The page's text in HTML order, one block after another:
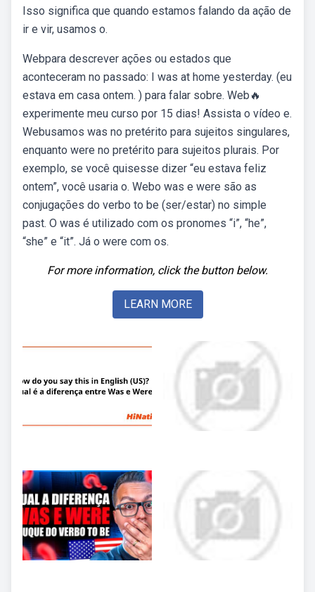
Isso significa que quando estamos falando da ação de
ir e vir, usamos o.
Webpara descrever ações ou estados que
aconteceram no passado: I was at home yesterday. (eu
estava em casa ontem. ) para falar sobre. Web🔥
experimente meu curso por 15 dias! Assista o vídeo e.
Webusamos was no pretérito para sujeitos singulares,
enquanto were no pretérito para sujeitos plurais. Por
exemplo, se você quisesse dizer “eu estava feliz
ontem”, você usaria o. Webo was e were são as
conjugações do verbo to be (ser/estar) no simple
past. O was é utilizado com os pronomes “i”, “he”,
“she” e “it”. Já o were com os.
For more information, click the button below.
LEARN MORE